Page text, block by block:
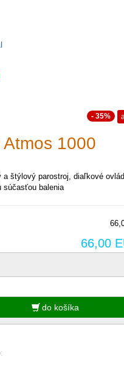
- 35%
1000
a štýlový parostroj, diaľkové
súčasťou balenia
66,00
do košíka